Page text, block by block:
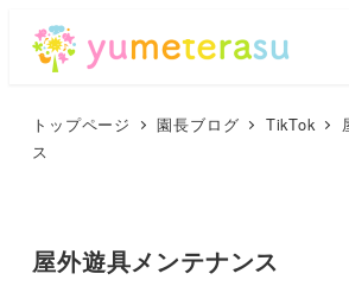
トップページ 園長ブログ TikTok
ス
屋外遊具メンテナンス